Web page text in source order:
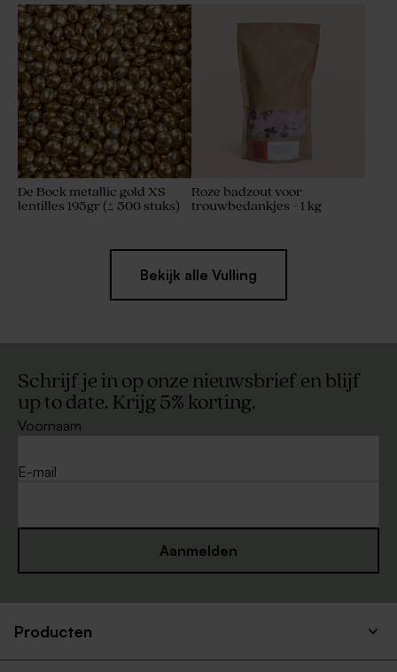
De Bock metallic gold XS
lentilles 195gr (± 500 stuks)
Roze badzout voor
trouwbedankjes - 1 kg
Bekijk alle Vulling
Schrijf je in op onze nieuwsbrief en blijf
up to date. Krijg 5% korting.
Voornaam
E-mail
Aanmelden
Producten